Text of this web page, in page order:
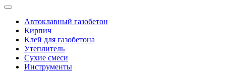
Автоклавный газобетон
Кирпич
Клей для газобетона
Утеплитель
Сухие смеси
Инструменты